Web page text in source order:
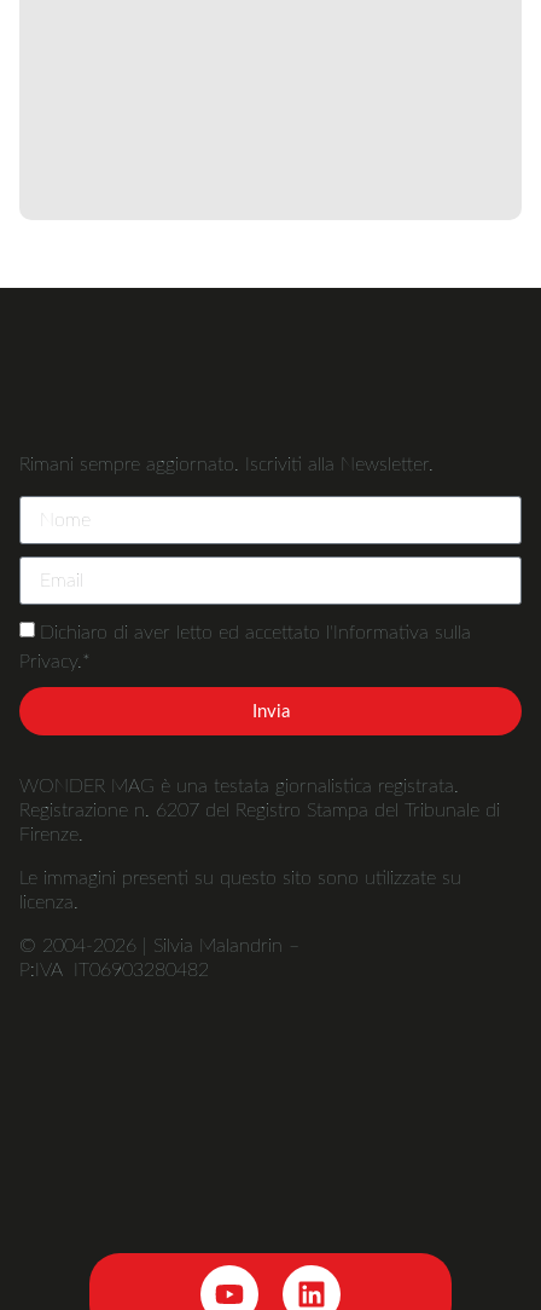
Rimani sempre aggiornato. Iscriviti alla Newsletter.
Dichiaro di aver letto ed accettato l'Informativa sulla
Privacy.*
Invia
WONDER MAG è una testata giornalistica registrata.
Registrazione n. 6207 del Registro Stampa del Tribunale di
Firenze.
Le immagini presenti su questo sito sono utilizzate su
licenza.
© 2004-2026 | Silvia Malandrin –
P:IVA IT06903280482